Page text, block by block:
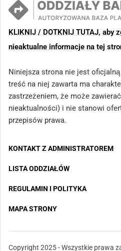
KLIKNIJ / DOTKNIJ TUTAJ, aby
nieaktualne informacje na tej
Niniejsza strona nie jest oficjalną
treść na niej zawarta ma
zastrzeżeniem, że może
nieaktualności) i nie stanowi
przepisów prawa.
KONTAKT Z ADMINISTRATOREM
LISTA ODDZIAŁÓW
REGULAMIN I POLITYKA
MAPA STRONY
Copyright 2025 - Wszystkie prawa